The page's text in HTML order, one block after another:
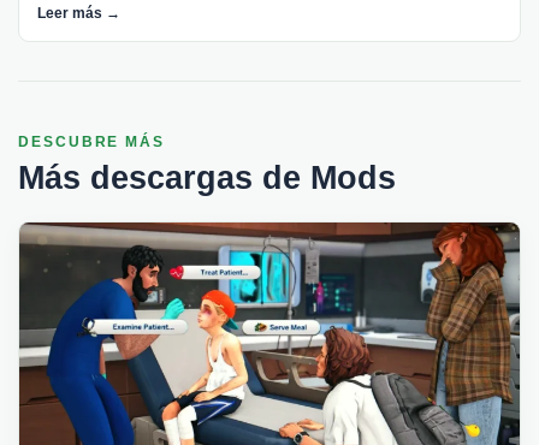
Leer más →
DESCUBRE MÁS
Más descargas de Mods